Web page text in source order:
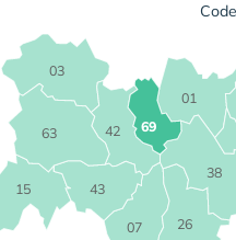
01
03
07
15
26
38
42
43
63 69